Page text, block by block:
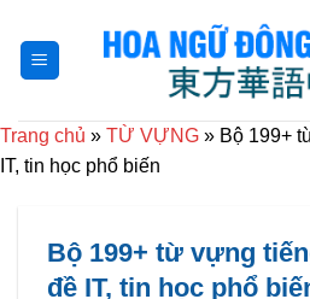
qua
nội
Trang chủ » TỪ VỰNG » Bộ 199+
IT, tin học phổ biến
Bộ 199+ từ vựng
đề IT, tin học phổ